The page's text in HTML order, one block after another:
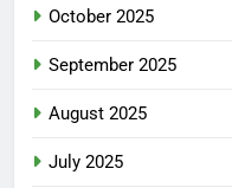
October 2025
September 2025
August 2025
July 2025